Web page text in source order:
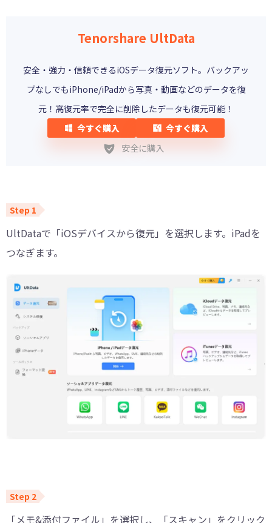
Tenorshare UltData
安全・強力・信頼できるiOSデータ復元ソフト。バックアッ
プなしでもiPhone/iPadから写真・動画などのデータを復
元！高復元率で完全に削除したデータも復元可能！
今すぐ購入
今すぐ購入
安全に購入
UltDataで「iOSデバイスから復元」を選択します。iPadを
つなぎます。
「メモ&添付ファイル」を選択し、「スキャン」をクリック